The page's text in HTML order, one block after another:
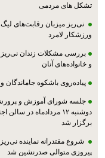
تشکل های مردمی
نی‌ریز میزبان رقابت‌های
ورزشکار لامرد
بررسی مشکلات زندان نی‌ریز
و خانواده‌های آنان
پیاده‌روی باشکوه جاماندگان
جلسه شورای آموزش و
دوشنبه ۱۲ مردادماه
برگزار شد
شروع مقتدرانه نماینده
پیروزی متوالی صدرنشین شد